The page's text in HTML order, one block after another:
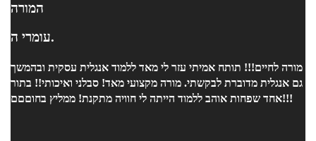
המורה
עומרי ה.
מורה לחיים!!! תותח אמיתי עזר לי מאד ללמוד אנגלית עסקית ובהמשך
גם אנגלית מדוברת לבקשתי. מורה מקצועי מאד! סבלני ואיכותי!! בתור
אחד שפחות אוהב ללמוד הייתה לי חוויה מתקנת! ממליץ בחוםםם!!!